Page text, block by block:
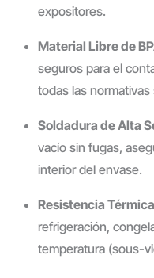
expositores.
Material Libre de
seguros para el
todas las normativas
Soldadura de Alta
vacío sin fugas,
interior del envase.
Resistencia
refrigeración,
temperatura (sous-